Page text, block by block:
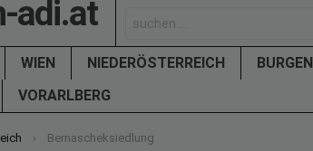
for:
WIEN NIEDERÖSTERREICH
VORARLBERG
Bernascheksiedlung